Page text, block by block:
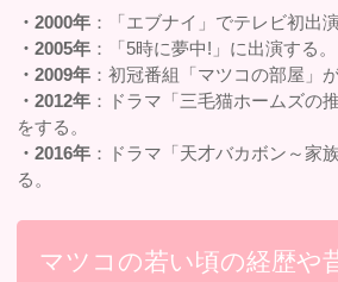
・2000年 ：「エブナイ」でテレビ初出演
・2005年 ：「5時に夢中!」に出演する。
・2009年 ：初冠番組「マツコの部屋」
・2012年 ：ドラマ「三毛猫ホームズの
をする。
・2016年 ：ドラマ「天才バカボン～家
る。
マツコの若い頃の経歴や